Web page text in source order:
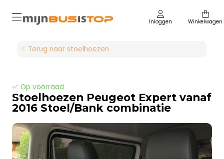
Inloggen Winkelwagen
Terug naar stoelhoezen
Op voorraad
Stoelhoezen Peugeot Expert vanaf
2016 Stoel/Bank combinatie